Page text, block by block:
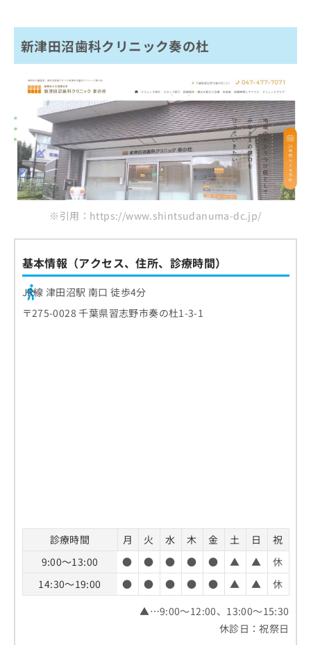
新津田沼歯科クリニック奏の杜
※引用：https://www.shintsudanuma-dc.jp/
基本情報（アクセス、住所、診療時間）
JR線 津田沼駅 南口 徒歩4分
〒275-0028 千葉県習志野市奏の杜1-3-1
診療時間 月 火 水 木 金 土 日
祝
9:00～13:00
● ● ● ● ● ▲ ▲
休
14:30～19:00
● ● ● ● ● ▲ ▲
休
▲…9:00～12:00、13:00～15:30
休診日：祝祭日